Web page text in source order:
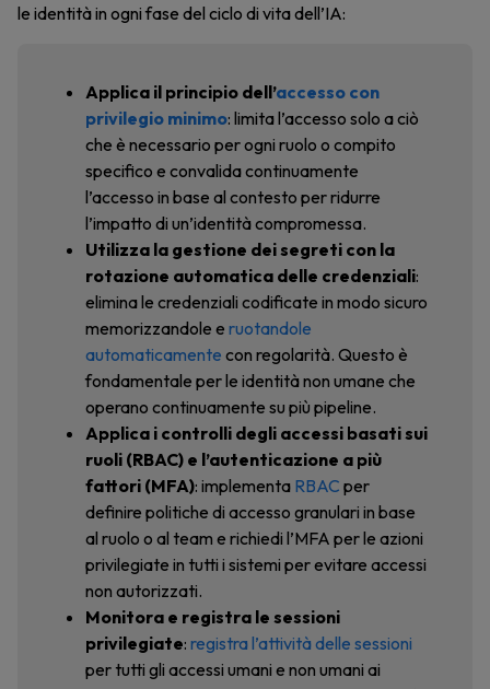
le identità in ogni fase del ciclo di vita dell’IA:
Applica il principio dell’accesso con
privilegio minimo: limita l’accesso solo a ciò
che è necessario per ogni ruolo o compito
specifico e convalida continuamente
l’accesso in base al contesto per ridurre
l’impatto di un’identità compromessa.
Utilizza la gestione dei segreti con la
rotazione automatica delle credenziali:
elimina le credenziali codificate in modo sicuro
memorizzandole e ruotandole
automaticamente con regolarità. Questo è
fondamentale per le identità non umane che
operano continuamente su più pipeline.
Applica i controlli degli accessi basati sui
ruoli (RBAC) e l’autenticazione a più
fattori (MFA): implementa RBAC per
definire politiche di accesso granulari in base
al ruolo o al team e richiedi l’MFA per le azioni
privilegiate in tutti i sistemi per evitare accessi
non autorizzati.
Monitora e registra le sessioni
privilegiate: registra l’attività delle sessioni
per tutti gli accessi umani e non umani ai